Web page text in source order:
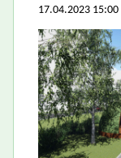
17.04.2023 15:00